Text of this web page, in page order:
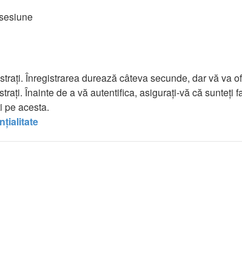
Înregistrarea durează câteva secunde, dar vă
Înainte de a vă autentifica, asiguraţi-vă că
pe acesta.